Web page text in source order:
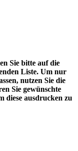
Sie bitte auf die
Liste. Um nur
nutzen Sie die
Sie gewünschte
diese ausdrucken zu